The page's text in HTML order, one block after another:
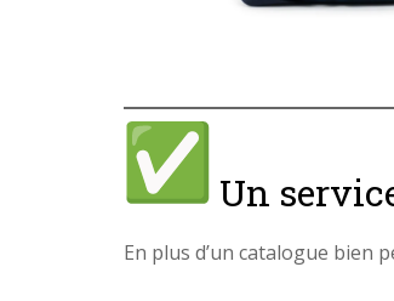
Un
En plus d’un catalogue bien